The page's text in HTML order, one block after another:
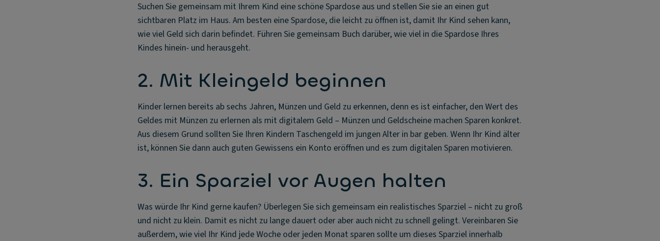
Suchen Sie gemeinsam mit Ihrem Kind eine schöne Spardose aus und stellen Sie sie an einen gut
sichtbaren Platz im Haus. Am besten eine Spardose, die leicht zu öffnen ist, damit Ihr Kind sehen kann,
wie viel Geld sich darin befindet. Führen Sie gemeinsam Buch darüber, wie viel in die Spardose Ihres
Kindes hinein- und herausgeht.
2. Mit Kleingeld beginnen
Kinder lernen bereits ab sechs Jahren, Münzen und Geld zu erkennen, denn es ist einfacher, den Wert des
Geldes mit Münzen zu erlernen als mit digitalem Geld – Münzen und Geldscheine machen Sparen konkret.
Aus diesem Grund sollten Sie Ihren Kindern Taschengeld im jungen Alter in bar geben. Wenn Ihr Kind älter
ist, können Sie dann auch guten Gewissens ein Konto eröffnen und es zum digitalen Sparen motivieren.
3. Ein Sparziel vor Augen halten
Was würde Ihr Kind gerne kaufen? Überlegen Sie sich gemeinsam ein realistisches Sparziel – nicht zu groß
und nicht zu klein. Damit es nicht zu lange dauert oder aber auch nicht zu schnell gelingt. Vereinbaren Sie
außerdem, wie viel Ihr Kind jede Woche oder jeden Monat sparen sollte um dieses Sparziel innerhalb